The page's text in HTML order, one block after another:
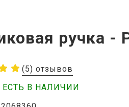
ручка -
(5) отзывов
ЕСТЬ В НАЛИЧИИ